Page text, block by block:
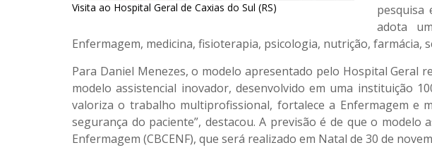
Visita ao Hospital Geral de Caxias do Sul (RS)
pesquisa
adota
Enfermagem, medicina, fisioterapia, psicologia, nutrição, farmácia,
Para Daniel Menezes, o modelo apresentado pelo Hospital Geral
modelo assistencial inovador, desenvolvido em uma instituição
valoriza o trabalho multiprofissional, fortalece a Enfermagem e
segurança do paciente”, destacou. A previsão é de que o
Enfermagem (CBCENF), que será realizado em Natal de 30 de